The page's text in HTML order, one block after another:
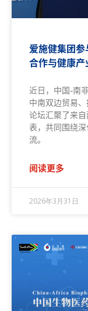
爱施健集团
合作与健康产
近日，中国-南
中南双边贸易
论坛汇聚了来
表，共同围绕
流。
阅读更多
2026年3月31日